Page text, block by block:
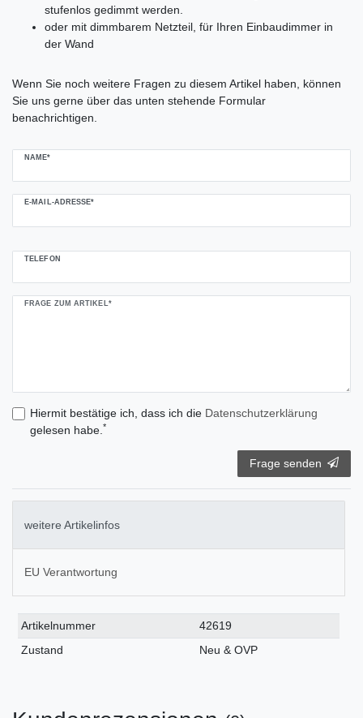
stufenlos gedimmt werden.
oder mit dimmbarem Netzteil, für Ihren Einbaudimmer in
der Wand
Wenn Sie noch weitere Fragen zu diesem Artikel haben, können
Sie uns gerne über das unten stehende Formular
benachrichtigen.
NAME*
E-MAIL-ADRESSE*
TELEFON
FRAGE ZUM ARTIKEL*
Hiermit bestätige ich, dass ich die Daten­schutz­erklärung
gelesen habe.*
Frage senden
weitere Artikelinfos
EU Verantwortung
Technisches
Merkmal
Wert
Artikelnummer
42619
Zustand
Neu & OVP